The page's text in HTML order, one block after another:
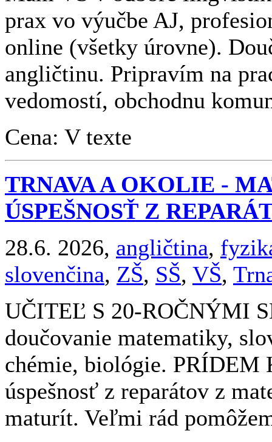
prax vo výučbe AJ,
online (všetky úrovne).
angličtinu. Pripravím na
vedomostí, obchodnu
Cena: V texte
TRNAVA A OKOLIE -
ÚSPEŠNOSŤ Z
28.6. 2026, angličtina,
slovenčina, ZŠ, SŠ, VŠ,
UČITEĽ S 20-ROČNÝMI
doučovanie matematiky,
chémie, biológie. PRÍDEM
úspešnosť z reparátov z
maturít. Veľmi rád